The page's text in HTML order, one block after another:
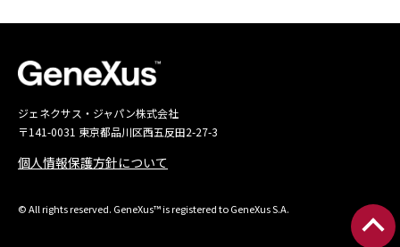
ジェネクサス・ジャパン株式会社
〒141-0031 東京都品川区西五反田2-27-3
個人情報保護方針について
© All rights reserved. GeneXus™ is registered to GeneXus S.A.